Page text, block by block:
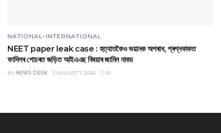
NATIONAL-INTERNATIONAL
NEET paper leak case : হত্যাতকৈও ভয়ানক অপৰাধ, প্ৰশ্নকাকত
ফাদিলৰ গোচৰত জড়িত আইএএছ বিষয়াৰ জামিন নাকচ
BY NEWS DESK AUGUST 7, 2026 50